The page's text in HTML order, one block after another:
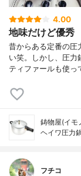
4.00
地味だけど優秀
昔からある定番の圧
い笑。しかし、圧力
ティファールも使
鋳物屋(イモ
ヘイワ圧力
フチコ